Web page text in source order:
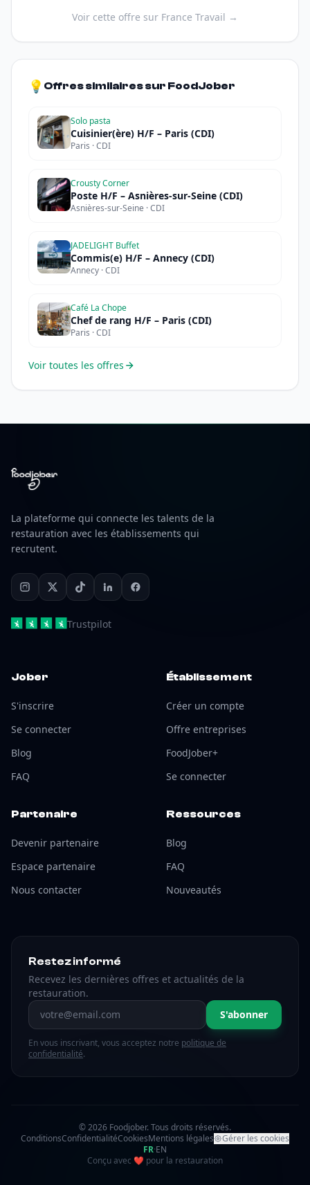
Voir cette offre sur France Travail →
💡 Offres similaires sur FoodJober
Solo pasta
Cuisinier(ère) H/F – Paris (CDI)
Paris · CDI
Crousty Corner
Poste H/F – Asnières-sur-Seine (CDI)
Asnières-sur-Seine · CDI
JADELIGHT Buffet
Commis(e) H/F – Annecy (CDI)
Annecy · CDI
Café La Chope
Chef de rang H/F – Paris (CDI)
Paris · CDI
Voir toutes les offres
La plateforme qui connecte les talents de la
restauration avec les établissements qui
recrutent.
Trustpilot
Jober
S'inscrire
Se connecter
Blog
FAQ
Établissement
Créer un compte
Offre entreprises
FoodJober+
Se connecter
Partenaire
Devenir partenaire
Espace partenaire
Nous contacter
Ressources
Blog
FAQ
Nouveautés
Restez informé
Recevez les dernières offres et actualités de la
restauration.
Adresse email S'abonner
En vous inscrivant, vous acceptez notre politique de
confidentialité.
© 2026 Foodjober. Tous droits réservés.
ConditionsConfidentialitéCookiesMentions légales
Gérer les cookies
FR·EN
Conçu avec ❤ amour
pour la restauration